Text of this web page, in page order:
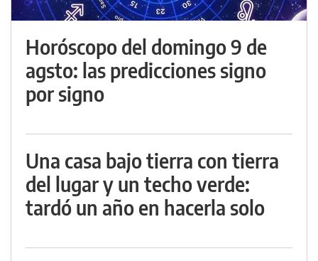
Horóscopo del domingo 9 de
agsto: las predicciones signo
por signo
Una casa bajo tierra con tierra
del lugar y un techo verde:
tardó un año en hacerla solo